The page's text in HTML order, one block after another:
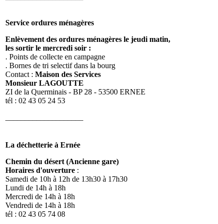
Service ordures ménagères
Enlèvement des ordures ménagères le jeudi matin,
les sortir le mercredi soir :
. Points de collecte en campagne
. Bornes de tri selectif dans la bourg
Contact : Maison des Services
Monsieur LAGOUTTE
ZI de la Querminais - BP 28 - 53500 ERNEE
tél : 02 43 05 24 53
La déchetterie à Ernée
Chemin du désert (Ancienne gare)
Horaires d'ouverture :
Samedi de 10h à 12h de 13h30 à 17h30
Lundi de 14h à 18h
Mercredi de 14h à 18h
Vendredi de 14h à 18h
tél : 02 43 05 74 08